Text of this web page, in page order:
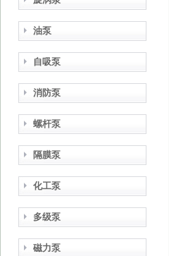
油泵
自吸泵
消防泵
螺杆泵
隔膜泵
化工泵
多级泵
磁力泵